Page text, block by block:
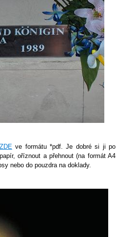
ZDEve formátu *pdf. Je dobré si ji po
oříznout a přehnout (na formát A4
nebo do pouzdra na doklady.